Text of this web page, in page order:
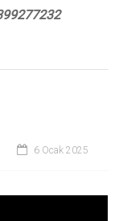
6 Ocak 2025